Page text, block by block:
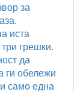
за
иста
грешки.
да
ги обележи
само една